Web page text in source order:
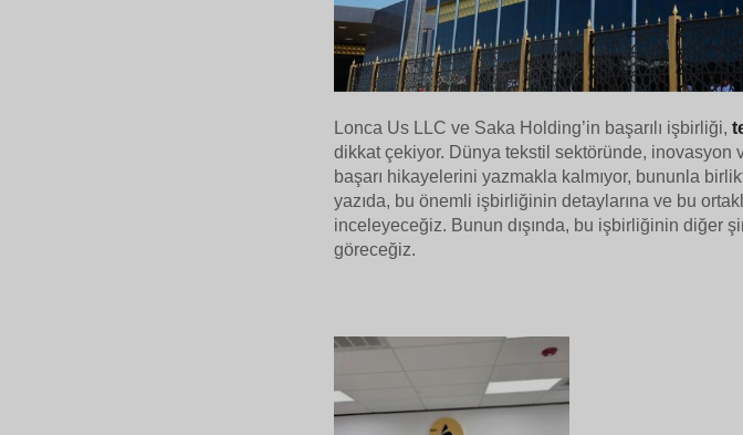
Lonca Us LLC ve Saka Holding’in başarılı işbirliği,
dikkat çekiyor. Dünya tekstil sektöründe, inovasyon
başarı hikayelerini yazmakla kalmıyor, bununla
yazıda, bu önemli işbirliğinin detaylarına ve bu
inceleyeceğiz. Bunun dışında, bu işbirliğinin diğer
göreceğiz.